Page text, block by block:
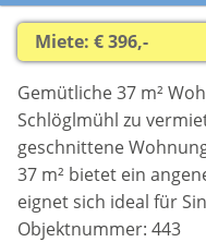
Miete: € 396,-
Gemütliche 37 m²
Schlöglmühl zu
geschnittene
37 m² bietet ein
eignet sich ideal für
Objektnummer: 443